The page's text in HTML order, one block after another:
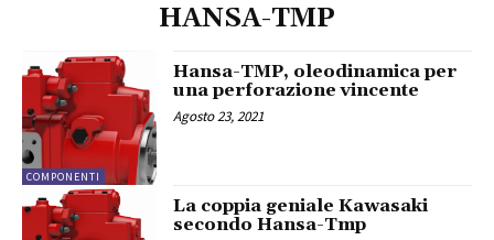
HANSA-TMP
COMPONENTI
Hansa-TMP, oleodinamica per
una perforazione vincente
Agosto 23, 2021
La coppia geniale Kawasaki
secondo Hansa-Tmp